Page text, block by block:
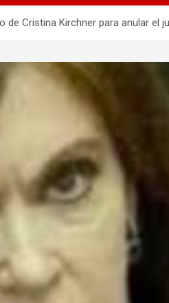
de Cristina Kirchner para anular el